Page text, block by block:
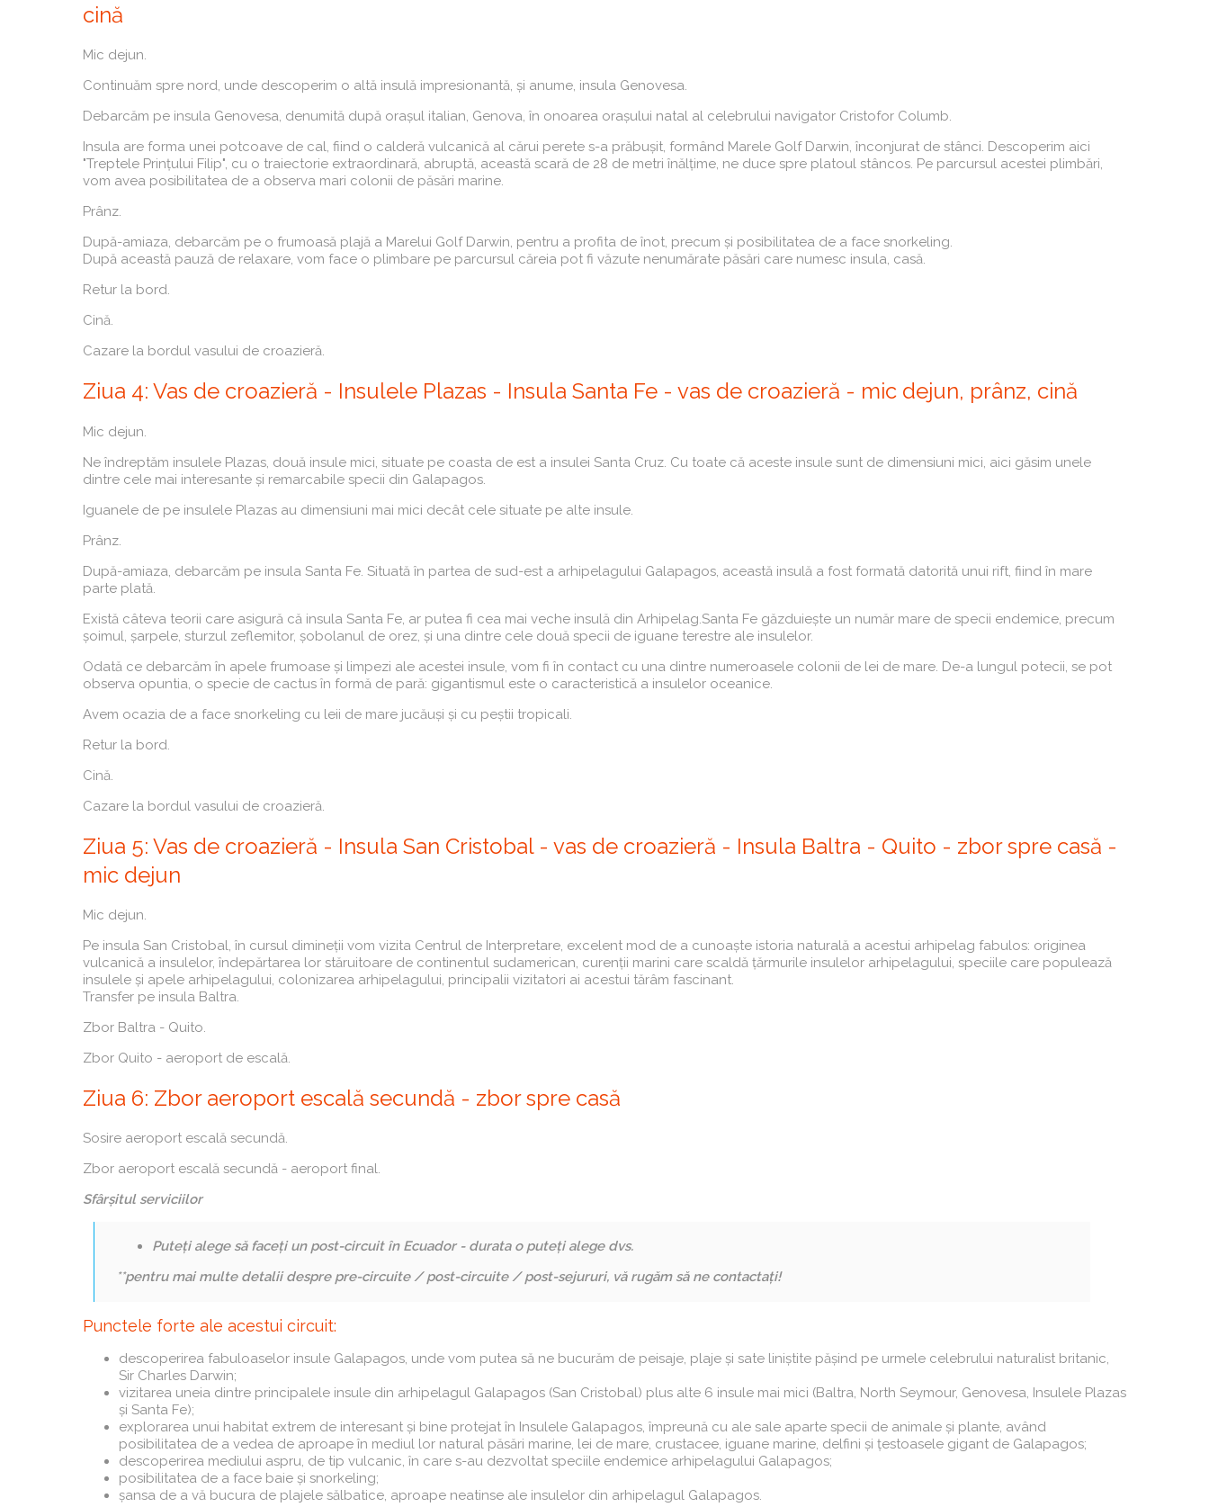
cină
Mic dejun.
Continuăm spre nord, unde descoperim o altă insulă impresionantă, și anume, insula Genovesa.
Debarcăm pe insula Genovesa, denumită după orașul italian, Genova, în onoarea orașului natal al celebrului navigator Cristofor Columb.
Insula are forma unei potcoave de cal, fiind o calderă vulcanică al cărui perete s-a prăbușit, formând Marele Golf Darwin, înconjurat de stânci. Descoperim aici
"Treptele Prințului Filip", cu o traiectorie extraordinară, abruptă, această scară de 28 de metri înălțime, ne duce spre platoul stâncos. Pe parcursul acestei plimbări,
vom avea posibilitatea de a observa mari colonii de păsări marine.
Prânz.
După-amiaza, debarcăm pe o frumoasă plajă a Marelui Golf Darwin, pentru a profita de înot, precum și posibilitatea de a face snorkeling.
După această pauză de relaxare, vom face o plimbare pe parcursul căreia pot fi văzute nenumărate păsări care numesc insula, casă.
Retur la bord.
Cină.
Cazare la bordul vasului de croazieră.
Ziua 4: Vas de croazieră - Insulele Plazas - Insula Santa Fe - vas de croazieră - mic dejun, prânz, cină
Mic dejun.
Ne îndreptăm insulele Plazas, două insule mici, situate pe coasta de est a insulei Santa Cruz. Cu toate că aceste insule sunt de dimensiuni mici, aici găsim unele
dintre cele mai interesante și remarcabile specii din Galapagos.
Iguanele de pe insulele Plazas au dimensiuni mai mici decât cele situate pe alte insule.
Prânz.
După-amiaza, debarcăm pe insula Santa Fe. Situată în partea de sud-est a arhipelagului Galapagos, această insulă a fost formată datorită unui rift, fiind în mare
parte plată.
Există câteva teorii care asigură că insula Santa Fe, ar putea fi cea mai veche insulă din Arhipelag.Santa Fe găzduiește un număr mare de specii endemice, precum
șoimul, șarpele, sturzul zeflemitor, șobolanul de orez, și una dintre cele două specii de iguane terestre ale insulelor.
Odată ce debarcăm în apele frumoase și limpezi ale acestei insule, vom fi în contact cu una dintre numeroasele colonii de lei de mare. De-a lungul potecii, se pot
observa opuntia, o specie de cactus în formă de pară: gigantismul este o caracteristică a insulelor oceanice.
Avem ocazia de a face snorkeling cu leii de mare jucăuși și cu peștii tropicali.
Retur la bord.
Cină.
Cazare la bordul vasului de croazieră.
Ziua 5: Vas de croazieră - Insula San Cristobal - vas de croazieră - Insula Baltra - Quito - zbor spre casă -
mic dejun
Mic dejun.
Pe insula San Cristobal, în cursul dimineții vom vizita Centrul de Interpretare, excelent mod de a cunoaște istoria naturală a acestui arhipelag fabulos: originea
vulcanică a insulelor, îndepărtarea lor stăruitoare de continentul sudamerican, curenții marini care scaldă țărmurile insulelor arhipelagului, speciile care populează
insulele și apele arhipelagului, colonizarea arhipelagului, principalii vizitatori ai acestui tărâm fascinant.
Transfer pe insula Baltra.
Zbor Baltra - Quito.
Zbor Quito - aeroport de escală.
Ziua 6: Zbor aeroport escală secundă - zbor spre casă
Sosire aeroport escală secundă.
Zbor aeroport escală secundă - aeroport final.
Sfârșitul serviciilor
Puteți alege să faceți un post-circuit în Ecuador - durata o puteți alege dvs.
**pentru mai multe detalii despre pre-circuite / post-circuite / post-sejururi, vă rugăm să ne contactați!
Punctele forte ale acestui circuit:
descoperirea fabuloaselor insule Galapagos, unde vom putea să ne bucurăm de peisaje, plaje și sate liniștite pășind pe urmele celebrului naturalist britanic,
Sir Charles Darwin;
vizitarea uneia dintre principalele insule din arhipelagul Galapagos (San Cristobal) plus alte 6 insule mai mici (Baltra, North Seymour, Genovesa, Insulele Plazas
și Santa Fe);
explorarea unui habitat extrem de interesant și bine protejat în Insulele Galapagos, împreună cu ale sale aparte specii de animale și plante, având
posibilitatea de a vedea de aproape în mediul lor natural păsări marine, lei de mare, crustacee, iguane marine, delfini și țestoasele gigant de Galapagos;
descoperirea mediului aspru, de tip vulcanic, în care s-au dezvoltat speciile endemice arhipelagului Galapagos;
posibilitatea de a face baie și snorkeling;
șansa de a vă bucura de plajele sălbatice, aproape neatinse ale insulelor din arhipelagul Galapagos.